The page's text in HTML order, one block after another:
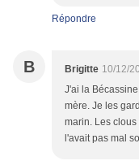
Répondre
B Brigitte 10/12/
J'ai la
mère. Je les
marin. Les
l'avait pas mal